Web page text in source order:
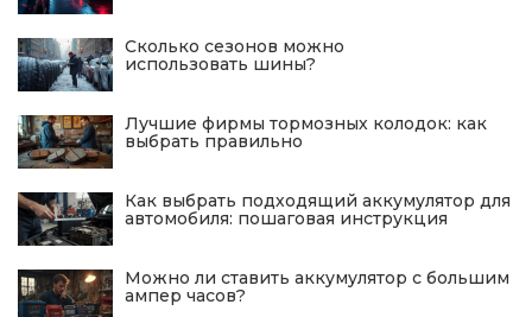
Сколько сезонов можно
использовать шины?
Лучшие фирмы тормозных колодок: как
выбрать правильно
Как выбрать подходящий аккумулятор для
автомобиля: пошаговая инструкция
Можно ли ставить аккумулятор с большим
ампер часов?